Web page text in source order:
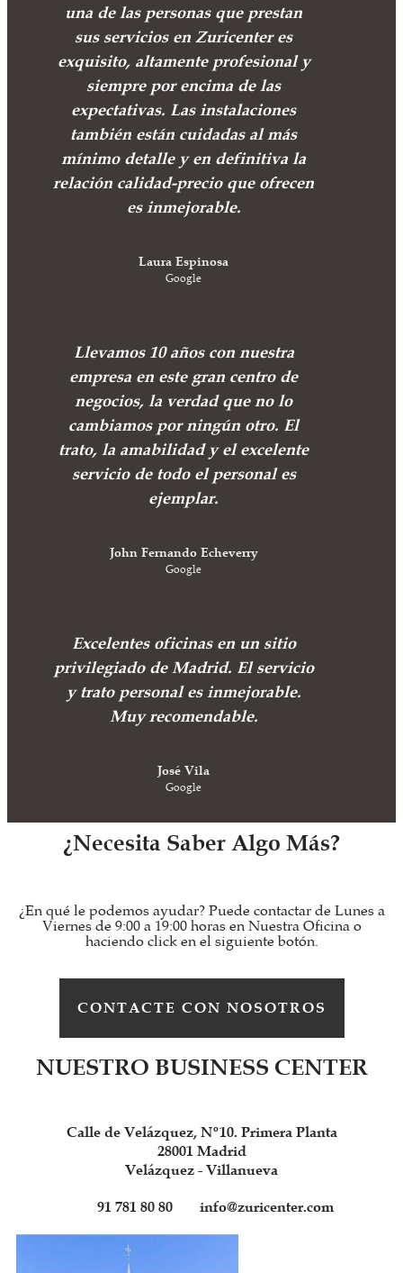
una de las personas que prestan
sus servicios en Zuricenter es
exquisito, altamente profesional y
siempre por encima de las
expectativas. Las instalaciones
también están cuidadas al más
mínimo detalle y en definitiva la
relación calidad-precio que ofrecen
es inmejorable.
Laura Espinosa
Google
Llevamos 10 años con nuestra
empresa en este gran centro de
negocios, la verdad que no lo
cambiamos por ningún otro. El
trato, la amabilidad y el excelente
servicio de todo el personal es
ejemplar.
John Fernando Echeverry
Google
Excelentes oficinas en un sitio
privilegiado de Madrid. El servicio
y trato personal es inmejorable.
Muy recomendable.
José Vila
Google
¿Necesita Saber Algo Más?
¿En qué le podemos ayudar? Puede contactar de Lunes a
Viernes de 9:00 a 19:00 horas en Nuestra Oficina o
haciendo click en el siguiente botón.
CONTACTE CON NOSOTROS
NUESTRO BUSINESS CENTER
Calle de Velázquez, Nº10. Primera Planta
28001 Madrid
Velázquez - Villanueva
91 781 80 80
info@zuricenter.com